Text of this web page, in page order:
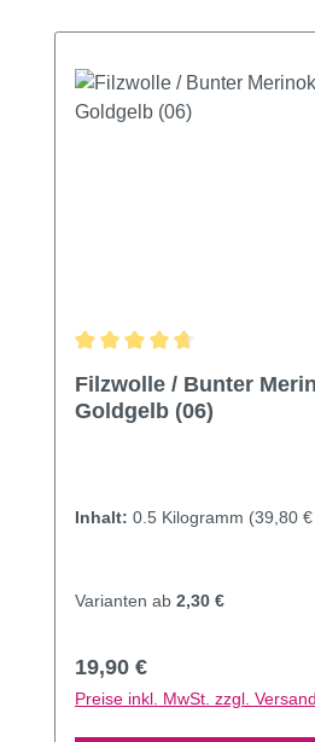
Filzwolle / Bunter
Goldgelb (06)
Inhalt: 0.5 Kilogramm (39,80
Varianten ab 2,30 €
Regulärer Preis:
19,90 €
Preise inkl. MwSt. zzgl.